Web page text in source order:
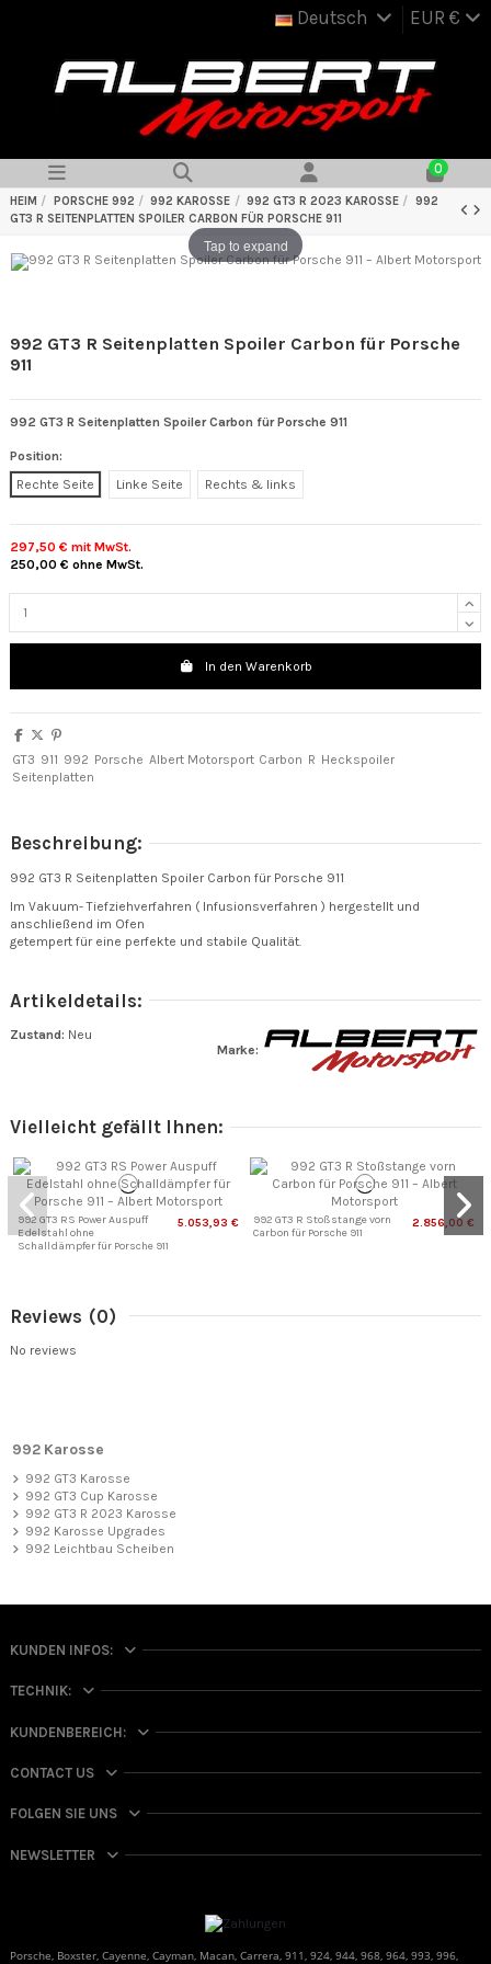
Deutsch EUR €
0
HEIM PORSCHE 992 992 KAROSSE 992 GT3 R 2023 KAROSSE
992
GT3 R SEITENPLATTEN SPOILER CARBON FÜR PORSCHE 911
Tap to expand
992 GT3 R Seitenplatten Spoiler Carbon für Porsche
911
992 GT3 R Seitenplatten Spoiler Carbon für Porsche 911
Position:
Rechte Seite
Linke Seite Rechts & links
297,50 € mit MwSt.
250,00 € ohne MwSt.
In den Warenkorb
GT3 911 992 Porsche Albert Motorsport Carbon R Heckspoiler
Seitenplatten
Beschreibung:
992 GT3 R Seitenplatten Spoiler Carbon für Porsche 911
Im Vakuum- Tiefziehverfahren ( Infusionsverfahren ) hergestellt und
anschließend im Ofen
getempert für eine perfekte und stabile Qualität.
Artikeldetails:
Marke:
Zustand: Neu
Vielleicht gefällt Ihnen:
992 GT3 RS Power Auspuff
Edelstahl ohne
Schalldämpfer für Porsche 911
5.053,93 €
992 GT3 R Stoßstange vorn
Carbon für Porsche 911
2.856,00 €
Reviews (0)
No reviews
992 Karosse
992 GT3 Karosse
992 GT3 Cup Karosse
992 GT3 R 2023 Karosse
992 Karosse Upgrades
992 Leichtbau Scheiben
KUNDEN INFOS:
TECHNIK:
KUNDENBEREICH:
CONTACT US
FOLGEN SIE UNS
NEWSLETTER
Porsche, Boxster, Cayenne, Cayman, Macan, Carrera, 911, 924, 944, 968, 964, 993, 996,